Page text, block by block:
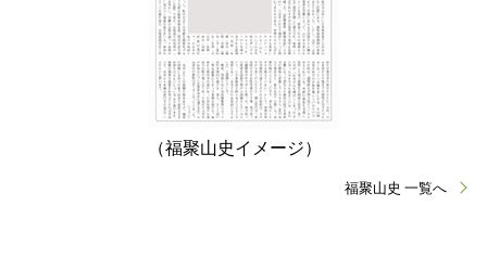
（福聚山史イメージ）
福聚山史 一覧へ